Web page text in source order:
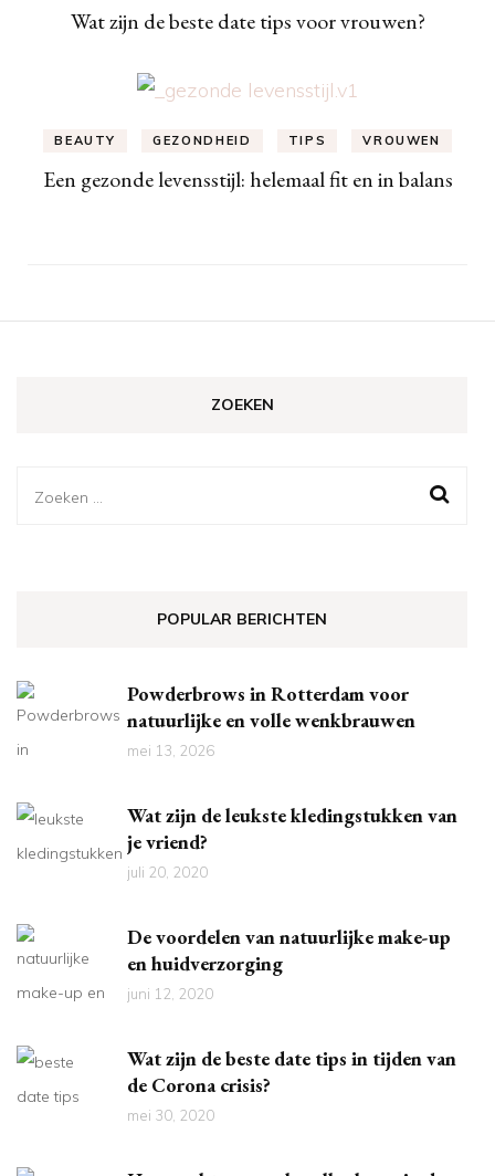
Wat zijn de beste date tips voor vrouwen?
BEAUTY GEZONDHEID TIPS VROUWEN
Een gezonde levensstijl: helemaal fit en in balans
ZOEKEN
Zoeken
POPULAR BERICHTEN
Powderbrows in Rotterdam voor
natuurlijke en volle wenkbrauwen
mei 13, 2026
Wat zijn de leukste kledingstukken van
je vriend?
juli 20, 2020
De voordelen van natuurlijke make-up
en huidverzorging
juni 12, 2020
Wat zijn de beste date tips in tijden van
de Corona crisis?
mei 30, 2020